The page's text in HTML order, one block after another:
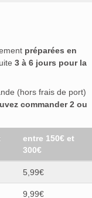
préparées en
3 à 6 jours pour la
(hors frais de port)
commander 2 ou
entre 150€ et
300€
5,99€
9,99€